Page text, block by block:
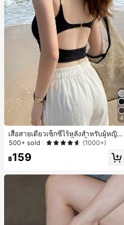
4
เสื้อสายเดี่ยวเซ็กซี่ไร้หลังสำหรับผู้หญิง
พร้อมบราแบบมีฟองน้ำ, เสื้อกล้ามแขน
500+ sold (1000+)
฿159